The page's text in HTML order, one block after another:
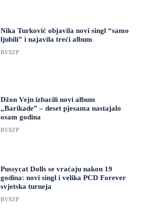
Nika Turković objavila novi singl “samo
ljubili” i najavila treći album
BV8ZP
Džon Vejn izbacili novi album
„Barikade” – deset pjesama nastajalo
osam godina
BV8ZP
Pussycat Dolls se vraćaju nakon 19
godina: novi singl i velika PCD Forever
svjetska turneja
BV8ZP